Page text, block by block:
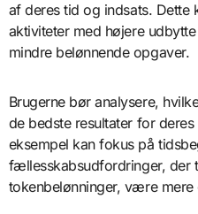
af deres tid og indsats. Dette
aktiviteter med højere
mindre belønnende opgaver.
Brugerne bør analysere,
de bedste resultater for
eksempel kan fokus på
fællesskabsudfordringer, der
tokenbelønninger, være